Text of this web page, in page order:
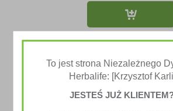
To jest strona Niezależnego
Herbalife: [Krzysztof
JESTEŚ JUŻ